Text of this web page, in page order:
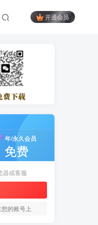
开通会员
年/永久会员
免费
器或客服
的账号上